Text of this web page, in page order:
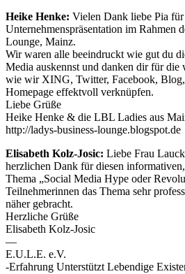
Heike Henke: Vielen Dank liebe Pia für
Unternehmenspräsentation im Rahmen
Lounge, Mainz.
Wir waren alle beeindruckt wie gut du
Media auskennst und danken dir für
wie wir XING, Twitter, Facebook, Blog,
Homepage effektvoll verknüpfen.
Liebe Grüße
Heike Henke & die LBL Ladies aus
http://ladys-business-lounge.blogspot.de
Elisabeth Kolz-Josic: Liebe Frau
herzlichen Dank für diesen
Thema „Social Media Hype oder
Teilnehmerinnen das Thema sehr
näher gebracht.
Herzliche Grüße
Elisabeth Kolz-Josic
—
E.U.L.E. e.V.
-Erfahrung Unterstützt Lebendige